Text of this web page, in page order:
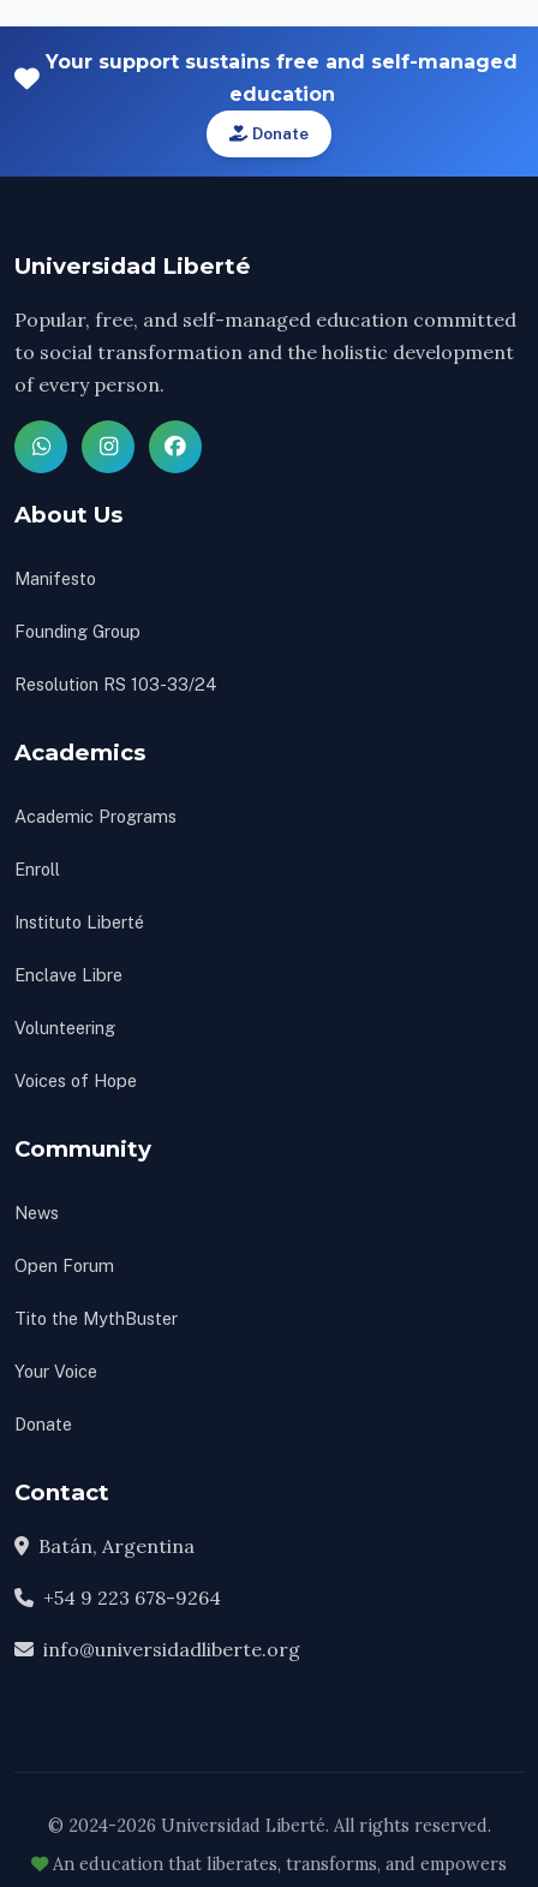
Your support sustains free and self-managed
education
Donate
Universidad Liberté
Popular, free, and self-managed education committed
to social transformation and the holistic development
of every person.
About Us
Manifesto
Founding Group
Resolution RS 103-33/24
Academics
Academic Programs
Enroll
Instituto Liberté
Enclave Libre
Volunteering
Voices of Hope
Community
News
Open Forum
Tito the MythBuster
Your Voice
Donate
Contact
Batán, Argentina
+54 9 223 678-9264
info@universidadliberte.org
© 2024-2026 Universidad Liberté. All rights reserved.
An education that liberates, transforms, and empowers